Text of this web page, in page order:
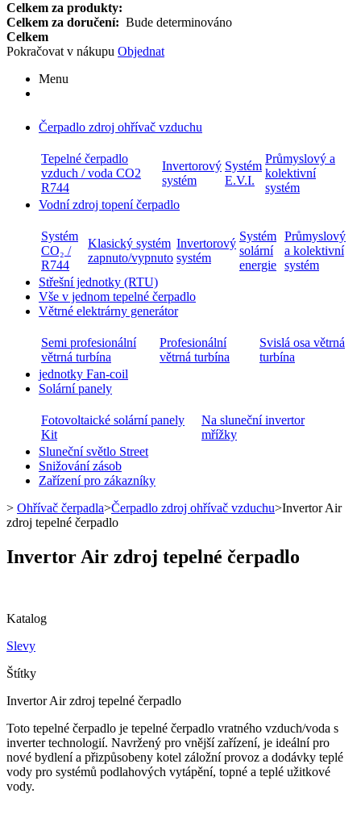
Celkem za produkty:
Celkem za doručení: Bude determinováno
Celkem
Pokračovat v nákupu Objednat
Menu
Čerpadlo zdroj ohřívač vzduchu
Tepelné čerpadlo
vzduch / voda CO2
R744
Invertorový
systém
Systém
E.V.I.
Průmyslový a
kolektivní
systém
Vodní zdroj topení čerpadlo
Systém
CO₂ /
R744
Klasický systém
zapnuto/vypnuto
Invertorový
systém
Systém
solární
energie
Průmyslový
a kolektivní
systém
Střešní jednotky (RTU)
Vše v jednom tepelné čerpadlo
Větrné elektrárny generátor
Semi profesionální
větrná turbína
Profesionální
větrná turbína
Svislá osa větrná
turbína
jednotky Fan-coil
Solární panely
Fotovoltaické solární panely
Kit
Na sluneční invertor
mřížky
Sluneční světlo Street
Snižování zásob
Zařízení pro zákazníky
> Ohřívač čerpadla>Čerpadlo zdroj ohřívač vzduchu>Invertor Air
zdroj tepelné čerpadlo
Invertor Air zdroj tepelné čerpadlo
Katalog
Slevy
Štítky
Invertor Air zdroj tepelné čerpadlo
Toto tepelné čerpadlo je tepelné čerpadlo vratného vzduch/voda s
inverter technologií. Navržený pro vnější zařízení, je ideální pro
nové bydlení a přizpůsobeny kotel záložní provoz a dodávky teplé
vody pro systémů podlahových vytápění, topné a teplé užitkové
vody.